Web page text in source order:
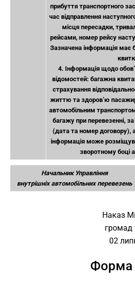
прибуття транспортного
час відправлення
місця пересадки,
рейсами, номер рейсу
Зазначена інформація має
4. Інформація щодо
відомостей: багажна
страхування
життю та здоров’ю
автомобільним
багажу при перевезенні,
(дата та номер договору),
інформація може
зворотному боці
Начальник Управління
внутрішніх автомобільних перевезень
Наказ
громад
02
Форма